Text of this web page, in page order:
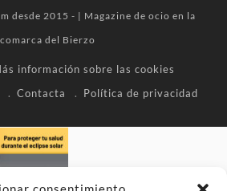
desde 2015 - | Magazine de ocio en la
comarca del Bierzo
información sobre las cookies
Contacta Política de privacidad